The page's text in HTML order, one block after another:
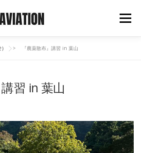
メニュー
ドローンライセンスについて
> 『農薬散布』講習 in 葉山
講習 in 葉山